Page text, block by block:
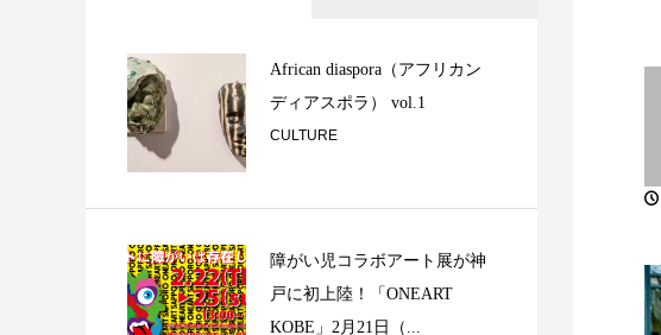
Secretly tell on dance 〜ダン...
サックスレッスン・音楽スタジ
African diaspora（アフリカン
ディアスポラ） vol.1
CULTURE
障がい児コラボアート展が神
戸に初上陸！「ONEART
KOBE」2月21日（...